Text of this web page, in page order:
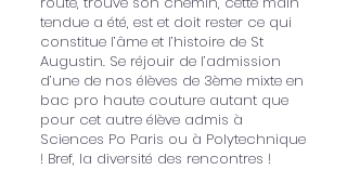
tendue a été, est et doit rester ce qui
constitue l’âme et l’histoire de St
Augustin. Se réjouir de l’admission
d’une de nos élèves de 3ème mixte en
bac pro haute couture autant que
pour cet autre élève admis à
Sciences Po Paris ou à Polytechnique
! Bref, la diversité des rencontres !